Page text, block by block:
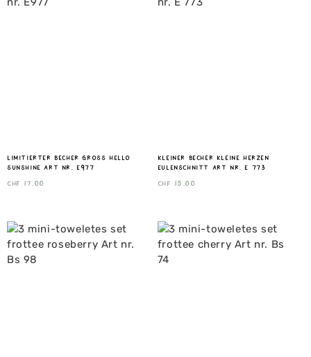
Limitierter Becher gross Hello
Sunshine Art nr. E977
CHF 17.00
Kleiner Becher Kleine Herzen
Eulenschnitt Art nr. E 773
CHF 15.00